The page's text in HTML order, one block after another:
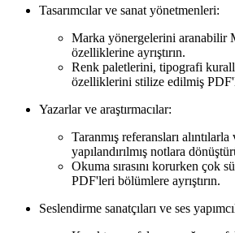
Tasarımcılar ve sanat yönetmenleri:
Marka yönergelerini aranabilir
özelliklerine ayrıştırın.
Renk paletlerini, tipografi
özelliklerini stilize edilmiş
Yazarlar ve araştırmacılar:
Taranmış referansları
yapılandırılmış notlara
Okuma sırasını korurken çok
PDF'leri bölümlere ayrıştırın.
Seslendirme sanatçıları ve ses